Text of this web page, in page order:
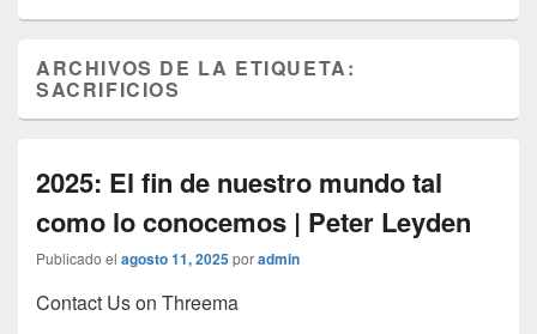
ARCHIVOS DE LA ETIQUETA:
SACRIFICIOS
2025: El fin de nuestro mundo tal
como lo conocemos | Peter Leyden
Publicado el agosto 11, 2025poradmin
Contact Us on Threema